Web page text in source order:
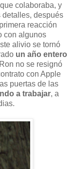
colaboraba, y
detalles, después
reacción
con algunos
alivio se tornó
un año entero
no se resignó
con Apple
puertas de las
a trabajar, a